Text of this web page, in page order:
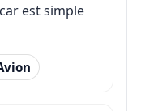
est simple